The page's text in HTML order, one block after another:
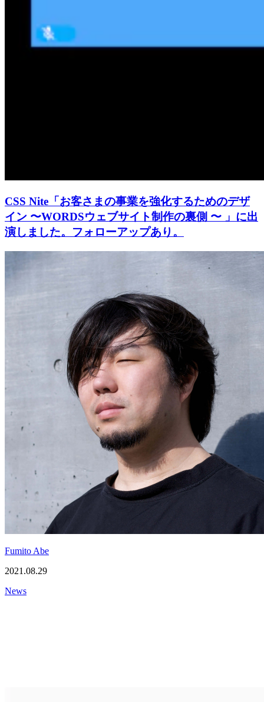
CSS Nite「お客さまの事業を強化するためのデザ
イン 〜WORDSウェブサイト制作の裏側 〜 」に出
演しました。フォローアップあり。
Fumito Abe
2021.08.29
News